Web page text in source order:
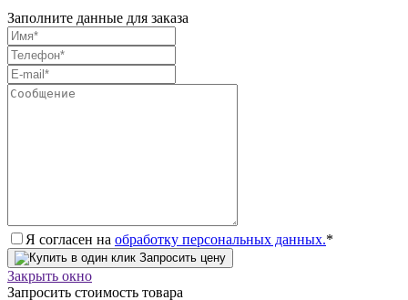
Заполните данные для заказа
Я согласен на обработку персональных данных.*
Запросить цену
Закрыть окно
Запросить стоимость товара